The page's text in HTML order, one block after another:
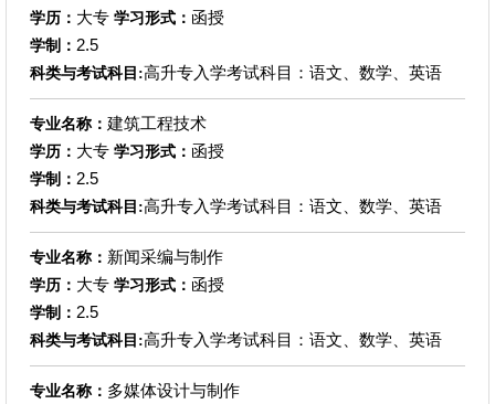
学历： 大专 学习形式： 函授
学制： 2.5
科类与考试科目:高升专入学考试科目：语文、数学、英语
专业名称： 建筑工程技术
学历： 大专 学习形式： 函授
学制： 2.5
科类与考试科目:高升专入学考试科目：语文、数学、英语
专业名称： 新闻采编与制作
学历： 大专 学习形式： 函授
学制： 2.5
科类与考试科目:高升专入学考试科目：语文、数学、英语
专业名称： 多媒体设计与制作